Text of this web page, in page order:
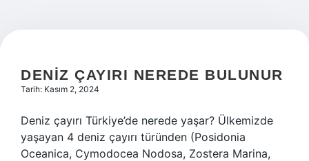
DENIZ ÇAYIRI NEREDE BULUNUR
Tarih: Kasım 2, 2024
Deniz çayırı Türkiye’de nerede yaşar? Ülkemizde
yaşayan 4 deniz çayırı türünden (Posidonia
Oceanica, Cymodocea Nodosa, Zostera Marina,